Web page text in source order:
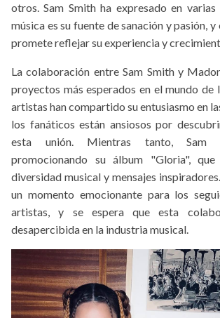
otros. Sam Smith ha expresado en varias
música es su fuente de sanación y pasión,
promete reflejar su experiencia y
La colaboración entre Sam Smith y
proyectos más esperados en el mundo de
artistas han compartido su entusiasmo en
los fanáticos están ansiosos por
esta unión. Mientras tanto, Sam
promocionando su álbum "Gloria",
diversidad musical y mensajes
un momento emocionante para los
artistas, y se espera que esta
desapercibida en la industria musical.